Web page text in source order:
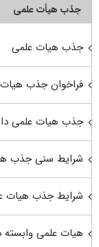
جذب هیأت علمی
جذب هیات علمی
فراخوان جذب هیات
جذب هیات علمی
شرایط سنی جذب
شرایط جذب هیات
هیات علمی وابسته